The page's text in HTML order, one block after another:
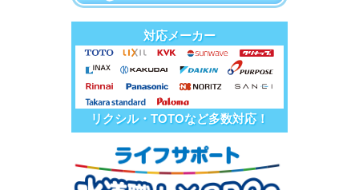
対応メーカー
リクシル・TOTOなど多数対応！